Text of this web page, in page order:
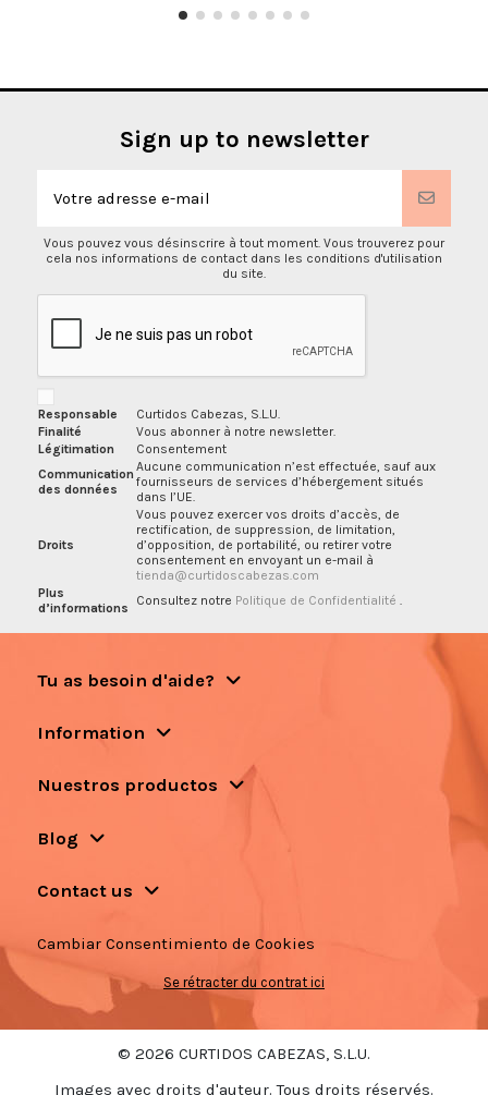
Sign up to newsletter
Vous pouvez vous désinscrire à tout moment. Vous trouverez pour
cela nos informations de contact dans les conditions d'utilisation
du site.
Responsable
Curtidos Cabezas, S.L.U.
Finalité
Vous abonner à notre newsletter.
Légitimation
Consentement
Communication
des données
Aucune communication n’est effectuée, sauf aux
fournisseurs de services d’hébergement situés
dans l’UE.
Droits
Vous pouvez exercer vos droits d’accès, de
rectification, de suppression, de limitation,
d’opposition, de portabilité, ou retirer votre
consentement en envoyant un e-mail à
tienda@curtidoscabezas.com
Plus
d’informations
Consultez notre Politique de Confidentialité .
Tu as besoin d'aide?
Information
Nuestros productos
Blog
Contact us
Cambiar Consentimiento de Cookies
Se rétracter du contrat ici
© 2026 CURTIDOS CABEZAS, S.L.U.
Images avec droits d'auteur. Tous droits réservés.